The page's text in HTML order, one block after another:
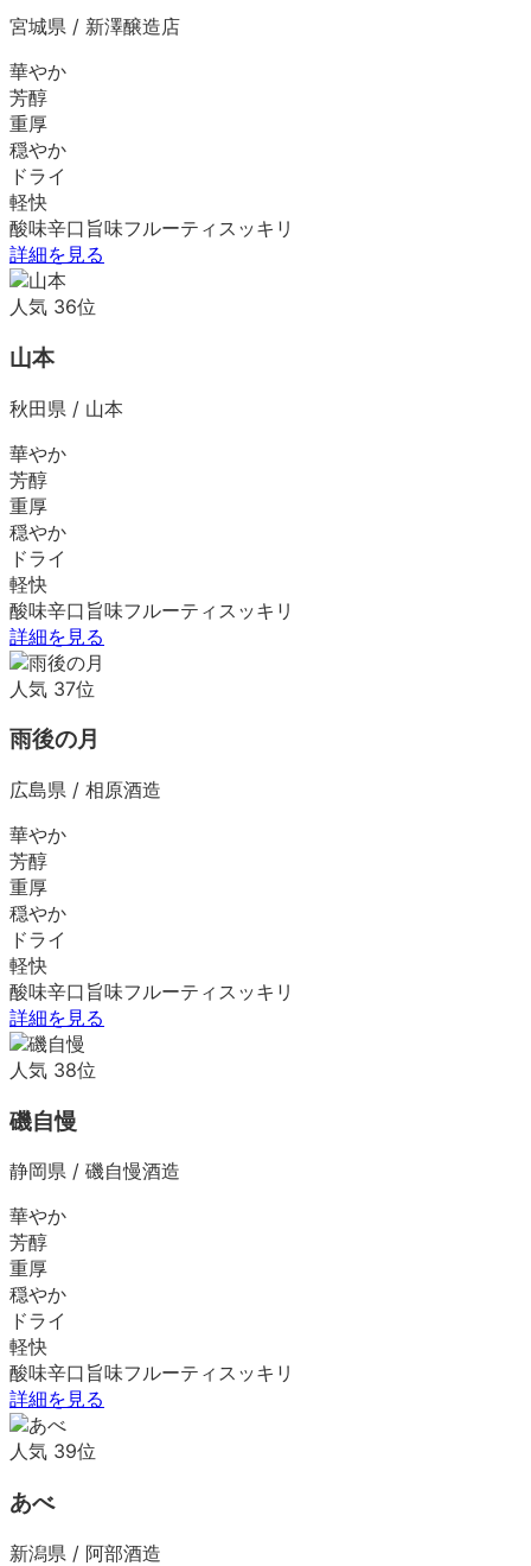
宮城県 / 新澤醸造店
華やか
芳醇
重厚
穏やか
ドライ
軽快
酸味辛口 旨味フルーティ スッキリ
詳細を見る
人気 36位
山本
秋田県 / 山本
華やか
芳醇
重厚
穏やか
ドライ
軽快
酸味辛口 旨味フルーティ スッキリ
詳細を見る
人気 37位
雨後の月
広島県 / 相原酒造
華やか
芳醇
重厚
穏やか
ドライ
軽快
酸味辛口 旨味フルーティ スッキリ
詳細を見る
人気 38位
磯自慢
静岡県 / 磯自慢酒造
華やか
芳醇
重厚
穏やか
ドライ
軽快
酸味辛口 旨味フルーティ スッキリ
詳細を見る
人気 39位
あべ
新潟県 / 阿部酒造